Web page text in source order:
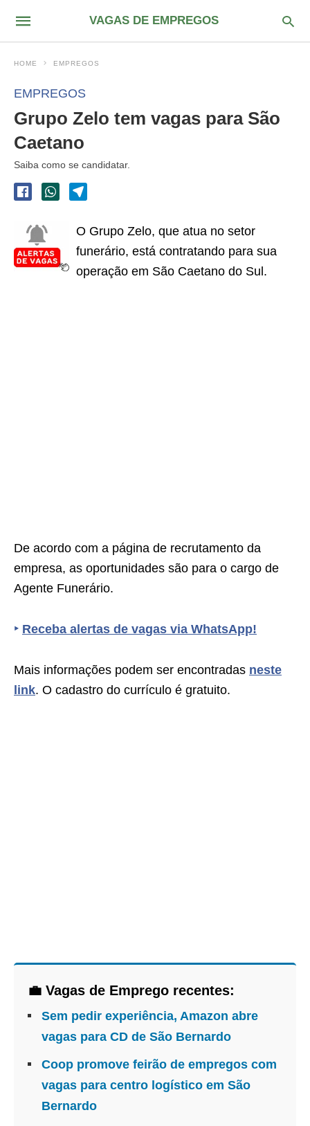
VAGAS DE EMPREGOS
HOME EMPREGOS
EMPREGOS
Grupo Zelo tem vagas para São
Caetano
Saiba como se candidatar.
O Grupo Zelo, que atua no setor
funerário, está contratando para sua
operação em São Caetano do Sul.
De acordo com a página de recrutamento da
empresa, as oportunidades são para o cargo de
Agente Funerário.
‣ Receba alertas de vagas via WhatsApp!
Mais informações podem ser encontradas neste
link. O cadastro do currículo é gratuito.
💼 Vagas de Emprego recentes:
Sem pedir experiência, Amazon abre
vagas para CD de São Bernardo
Coop promove feirão de empregos com
vagas para centro logístico em São
Bernardo